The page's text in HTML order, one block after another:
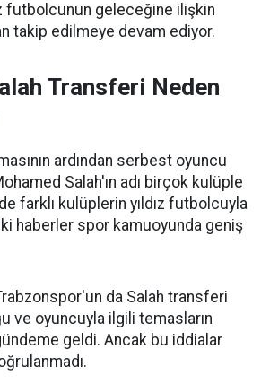
futbolcunun geleceğine ilişkin
takip edilmeye devam ediyor.
Transferi Neden
ardından serbest oyuncu
Salah'ın adı birçok kulüple
farklı kulüplerin yıldız futbolcuyla
haberler spor kamuoyunda geniş
da Salah transferi
ve oyuncuyla ilgili temasların
geldi. Ancak bu iddialar